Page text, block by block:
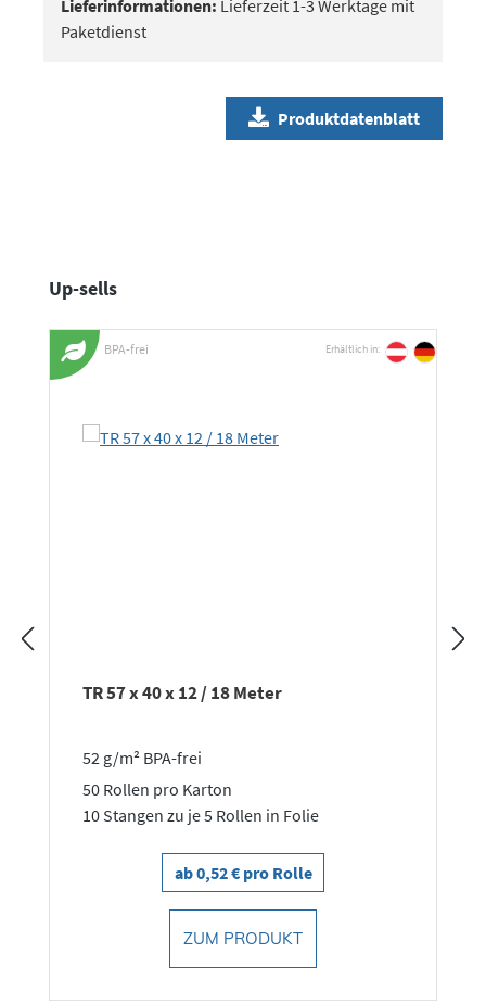
Lieferinformationen: Lieferzeit 1-3 Werktage mit
Paketdienst
Produktdatenblatt
Produktgalerie überspringen
Up-sells
BPA-frei Erhältlich in:
TR 57 x 40 x 12 / 18 Meter
52 g/m² BPA-frei
50 Rollen pro Karton
10 Stangen zu je 5 Rollen in Folie
ab 0,52 € pro Rolle
ZUM PRODUKT